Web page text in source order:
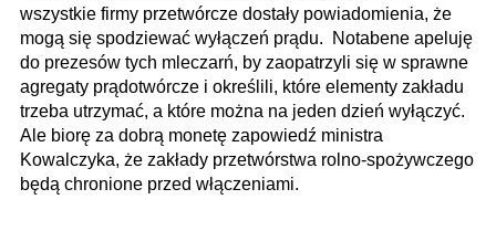
wszystkie firmy przetwórcze dostały powiadomienia, że
mogą się spodziewać wyłączeń prądu. Notabene apeluję
do prezesów tych mleczarń, by zaopatrzyli się w sprawne
agregaty prądotwórcze i określili, które elementy zakładu
trzeba utrzymać, a które można na jeden dzień wyłączyć.
Ale biorę za dobrą monetę zapowiedź ministra
Kowalczyka, że zakłady przetwórstwa rolno-spożywczego
będą chronione przed włączeniami.